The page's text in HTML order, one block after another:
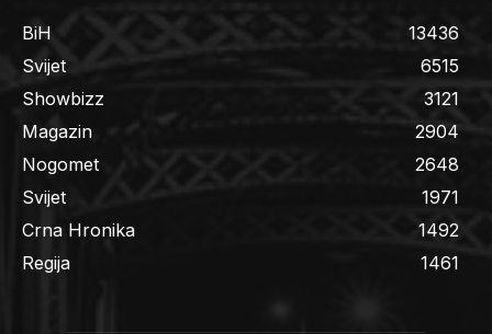
BiH
13436
Svijet
6515
Showbizz
3121
Magazin
2904
Nogomet
2648
Svijet
1971
Crna Hronika
1492
Regija
1461